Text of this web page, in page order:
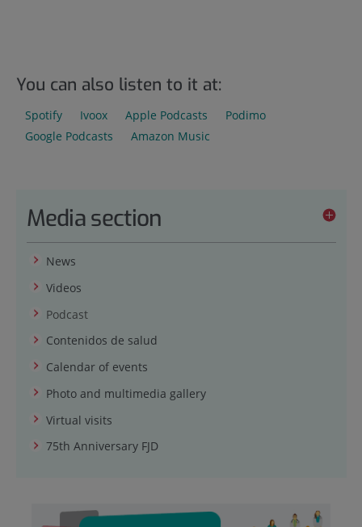
You can also listen to it at:
Spotify Ivoox Apple Podcasts
Podimo
Google Podcasts
Amazon Music
Media section
News
Videos
Podcast
Contenidos de salud
Calendar of events
Photo and multimedia gallery
Virtual visits
75th Anniversary FJD